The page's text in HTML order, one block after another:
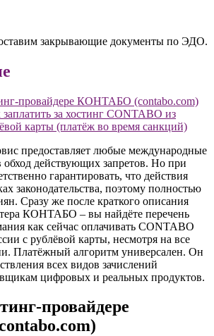
закрывающие документы по ЭДО.
провайдере КОНТАБО (contabo.com)
за хостинг CONTABO из
карты (платёж во время санкций)
предоставляет любые международные
действующих запретов. Но при
гарантировать, что действия
законодательства, поэтому полностью
Сразу же после краткого описания
КОНТАБО – вы найдёте перечень
как сейчас оплачивать CONTABO
с рублёвой карты, несмотря на все
Платёжный алгоритм универсален. Он
всех видов зачислений
цифровых и реальных продуктов.
провайдере